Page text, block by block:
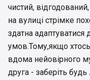
чистий,
на вулиці стрімке
здатна адаптуватися
умов.Тому,якщо
вдома нейовірного
друга - заберіть